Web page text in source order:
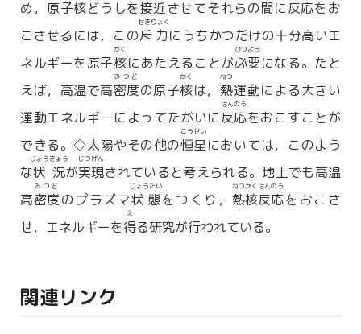
め，原子核どうしを接近させてそれらの間に反応をお
こさせるには，この斥力
せきりょく
にうちかつだけの十分高いエ
ネルギーを原子核
かく
にあたえることが必要
ひつよう
になる。たと
えば，高温で高密度
みつど
の原子核
かく
は， 熱
ねつ
運動による大きい
運動エネルギーによってたがいに反応
はんのう
をおこすことが
できる。◇太陽やその他の恒星
こうせい
においては，このよう
な状況
じょうきょう
が実現
じつげん
されていると考えられる。地上でも高温
高密度
みつど
のプラズマ状態
じょうたい
をつくり， 熱核反応
ねつかくはんのう
をおこさ
せ，エネルギーを得
え
る研究が行われている。
関連リンク